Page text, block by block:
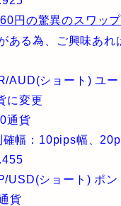
円の驚異のスワッ
ある為、ご興味あれ
AUD(ショート) ユ
に変更
通貨
確幅：10pips幅、
USD(ショート) ポ
貨